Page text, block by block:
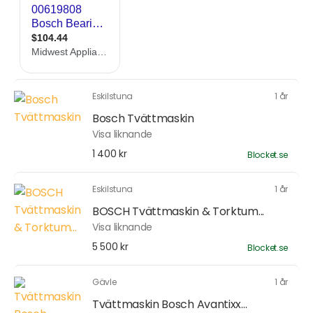
Eskilstuna 1 år
Bosch Tvättmaskin
Visa liknande
1 400 kr
Blocket.se
Eskilstuna 1 år
BOSCH Tvättmaskin & Torktum...
Visa liknande
5 500 kr
Blocket.se
Gävle 1 år
Tvättmaskin Bosch Avantixx...